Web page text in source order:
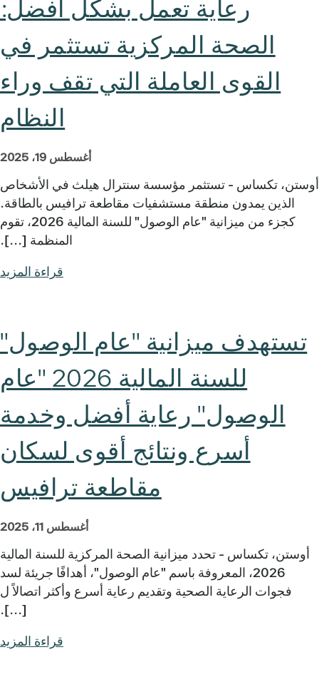
رعاية تعمل بشكل أفضل:
الصحة المركزية تستثمر في
القوى العاملة التي تقف وراء
النظام
أغسطس 19، 2025
أوستن، تكساس - تستثمر مؤسسة سنترال هيلث في الأشخاص
الذين يمدون منطقة مستشفيات مقاطعة ترافيس بالطاقة.
كجزء من ميزانية "عام الوصول" للسنة المالية 2026، تقوم
المنظمة [...].
قراءة المزيد
تستهدف ميزانية "عام الوصول"
للسنة المالية 2026 "عام
الوصول" رعاية أفضل وخدمة
أسرع ونتائج أقوى لسكان
مقاطعة ترافيس
أغسطس 11، 2025
أوستن، تكساس - تحدد ميزانية الصحة المركزية للسنة المالية
2026، المعروفة باسم "عام الوصول"، أهدافًا جريئة لسد
فجوات الرعاية الصحية وتقديم رعاية أسرع وأكثر اتصالاً ل
[...].
قراءة المزيد